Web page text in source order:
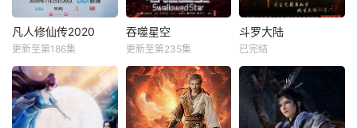
凡人修仙传2020
更新至第186集
吞噬星空
更新至第235集
斗罗大陆
已完结